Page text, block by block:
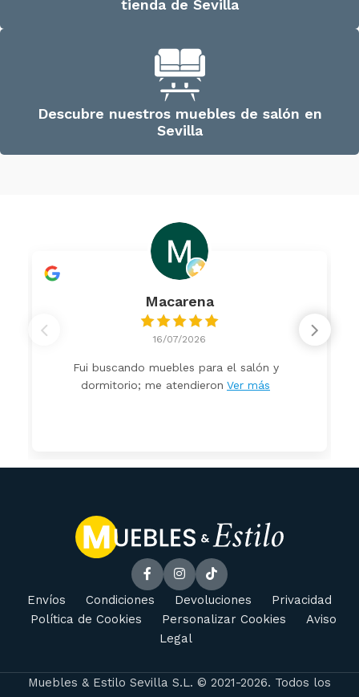
tienda de Sevilla
Descubre nuestros muebles de salón en
Sevilla
Macarena
16/07/2026
Fui buscando muebles para el salón y
dormitorio; me atendieron Ver más
Envíos Condiciones Devoluciones
Privacidad
Política de Cookies
Personalizar Cookies
Aviso
Legal
Muebles & Estilo Sevilla S.L. © 2021-2026. Todos los